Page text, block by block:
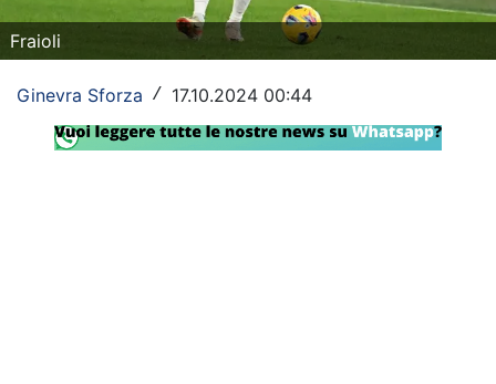
Altri Sport
Tennis
Fraioli
Ginevra Sforza / 17.10.2024 00:44